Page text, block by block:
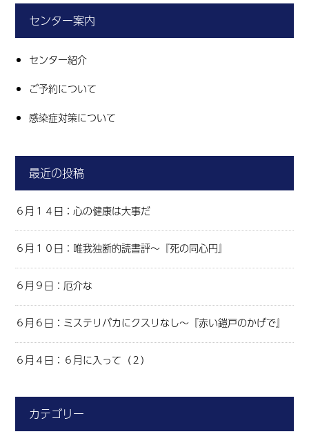
センター案内
センター紹介
ご予約について
感染症対策について
最近の投稿
６月１４日：心の健康は大事だ
６月１０日：唯我独断的読書評～『死の同心円』
６月９日：厄介な
６月６日：ミステリバカにクスリなし～『赤い鎧戸のかげで』
６月４日：６月に入って（２）
カテゴリー